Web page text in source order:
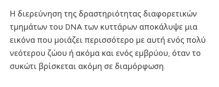
Η διερεύνηση της δραστηριότητας διαφορετικών
τμημάτων του DNA των κυττάρων αποκάλυψε μια
εικόνα που μοιάζει περισσότερο με αυτή ενός πολύ
νεότερου ζώου ή ακόμα και ενός εμβρύου, όταν το
συκώτι βρίσκεται ακόμη σε διαμόρφωση.